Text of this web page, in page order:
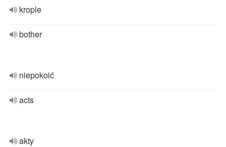
krople
bother
niepokoić
acts
akty